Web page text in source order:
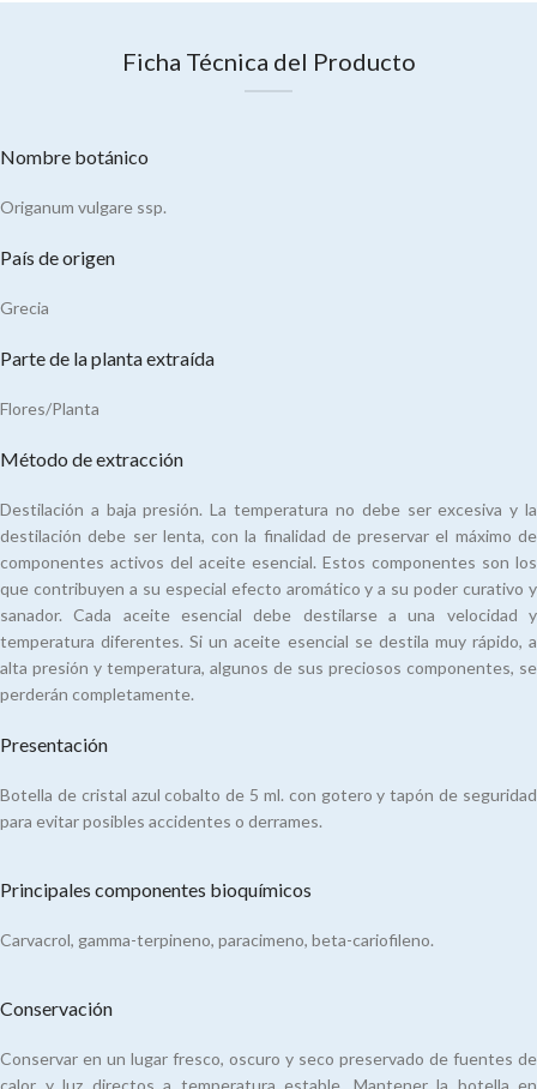
Ficha Técnica del Producto
Nombre botánico
Origanum vulgare ssp.
País de origen
Grecia
Parte de la planta extraída
Flores/Planta
Método de extracción
Destilación a baja presión. La temperatura no debe ser excesiva y la
destilación debe ser lenta, con la finalidad de preservar el máximo de
componentes activos del aceite esencial. Estos componentes son los
que contribuyen a su especial efecto aromático y a su poder curativo y
sanador. Cada aceite esencial debe destilarse a una velocidad y
temperatura diferentes. Si un aceite esencial se destila muy rápido, a
alta presión y temperatura, algunos de sus preciosos componentes, se
perderán completamente.
Presentación
Botella de cristal azul cobalto de 5 ml. con gotero y tapón de seguridad
para evitar posibles accidentes o derrames.
Principales componentes bioquímicos
Carvacrol, gamma-terpineno, paracimeno, beta-cariofileno.
Conservación
Conservar en un lugar fresco, oscuro y seco preservado de fuentes de
calor y luz directos a temperatura estable. Mantener la botella en